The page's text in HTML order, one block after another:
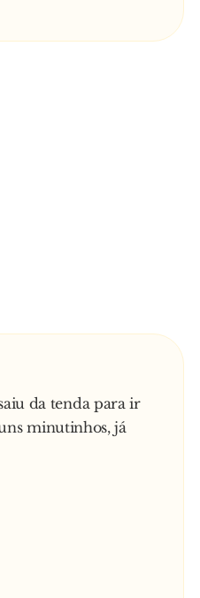
da tenda para ir
minutinhos, já